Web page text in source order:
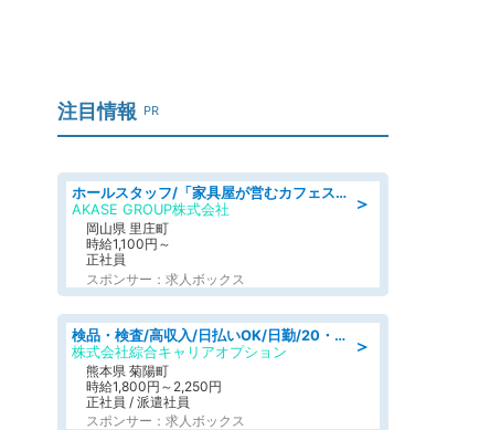
注目情報 PR
＞
ホールスタッフ/「家具屋が営むカフェスタッフ!」週2日～OK!嬉しいまかない付き/岡山県/浅口郡里庄町
AKASE GROUP株式会社
岡山県 里庄町
時給1,100円～
正社員
スポンサー：求人ボックス
＞
検品・検査/高収入/日払いOK/日勤/20・30・40代活躍中/製造 工場
株式会社綜合キャリアオプション
熊本県 菊陽町
時給1,800円～2,250円
正社員 / 派遣社員
スポンサー：求人ボックス